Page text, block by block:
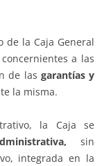
de la Caja General
a las
de las garantías y
la misma.
la Caja se
sin
integrada en la